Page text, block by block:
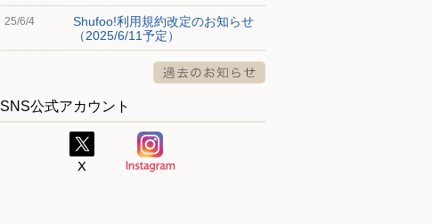
25/6/4
Shufoo!利用規約改定のお知らせ
（2025/6/11予定）
SNS公式アカウント